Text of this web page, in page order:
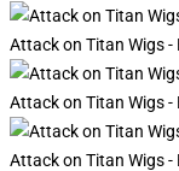
Attack on Titan Wigs -
Attack on Titan Wigs -
Attack on Titan Wigs -